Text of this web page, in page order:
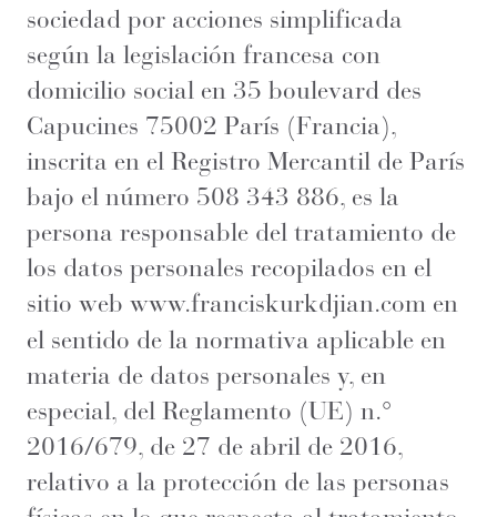
sociedad por acciones simplificada
según la legislación francesa con
domicilio social en 35 boulevard des
Capucines 75002 París (Francia),
inscrita en el Registro Mercantil de París
bajo el número 508 343 886, es la
persona responsable del tratamiento de
los datos personales recopilados en el
sitio web www.franciskurkdjian.com en
el sentido de la normativa aplicable en
materia de datos personales y, en
especial, del Reglamento (UE) n.°
2016/679, de 27 de abril de 2016,
relativo a la protección de las personas